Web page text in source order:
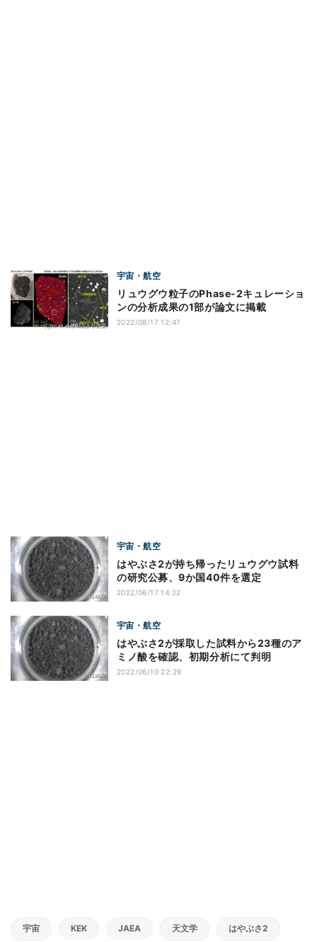
宇宙・航空
リュウグウ粒子のPhase-2キュレーショ
ンの分析成果の1部が論文に掲載
2022/08/17 12:47
宇宙・航空
はやぶさ2が持ち帰ったリュウグウ試料
の研究公募、9か国40件を選定
2022/06/17 14:22
宇宙・航空
はやぶさ2が採取した試料から23種のア
ミノ酸を確認、初期分析にて判明
2022/06/10 22:29
宇宙 KEK JAEA 天文学 はやぶさ2